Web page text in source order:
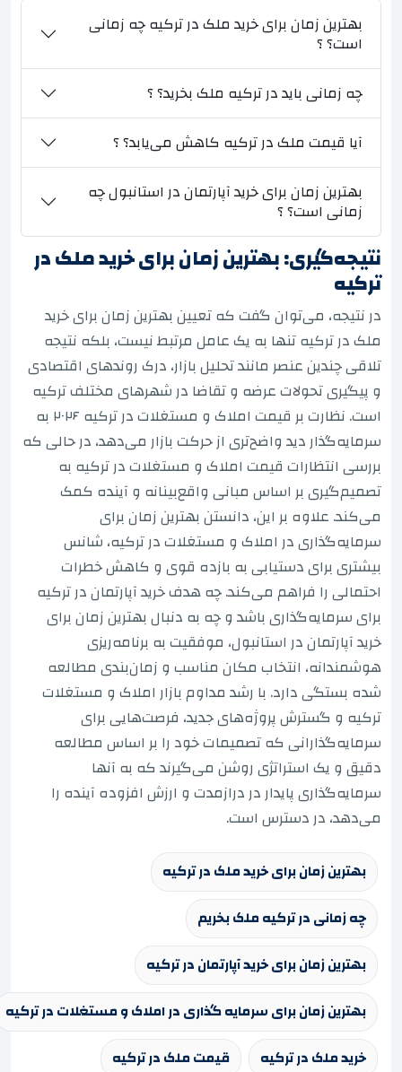
بهترین زمان برای خرید ملک در ترکیه چه زمانی
است؟ ؟
چه زمانی باید در ترکیه ملک بخرید؟ ؟
آیا قیمت ملک در ترکیه کاهش می‌یابد؟ ؟
بهترین زمان برای خرید آپارتمان در استانبول چه
زمانی است؟ ؟
نتیجه‌گیری: بهترین زمان برای خرید ملک در
ترکیه
در نتیجه، می‌توان گفت که تعیین بهترین زمان برای خرید
ملک در ترکیه تنها به یک عامل مرتبط نیست، بلکه نتیجه
تلاقی چندین عنصر مانند تحلیل بازار، درک روندهای اقتصادی
و پیگیری تحولات عرضه و تقاضا در شهرهای مختلف ترکیه
است. نظارت بر قیمت املاک و مستغلات در ترکیه ۲۰۲۶ به
سرمایه‌گذار دید واضح‌تری از حرکت بازار می‌دهد، در حالی که
بررسی انتظارات قیمت املاک و مستغلات در ترکیه به
تصمیم‌گیری بر اساس مبانی واقع‌بینانه و آینده کمک
می‌کند. علاوه بر این، دانستن بهترین زمان برای
سرمایه‌گذاری در املاک و مستغلات در ترکیه، شانس
بیشتری برای دستیابی به بازده قوی و کاهش خطرات
احتمالی را فراهم می‌کند. چه هدف خرید آپارتمان در ترکیه
برای سرمایه‌گذاری باشد و چه به دنبال بهترین زمان برای
خرید آپارتمان در استانبول، موفقیت به برنامه‌ریزی
هوشمندانه، انتخاب مکان مناسب و زمان‌بندی مطالعه
شده بستگی دارد. با رشد مداوم بازار املاک و مستغلات
ترکیه و گسترش پروژه‌های جدید، فرصت‌هایی برای
سرمایه‌گذارانی که تصمیمات خود را بر اساس مطالعه
دقیق و یک استراتژی روشن می‌گیرند که به آنها
سرمایه‌گذاری پایدار در درازمدت و ارزش افزوده آینده را
می‌دهد، در دسترس است.
بهترین زمان برای خرید ملک در ترکیه
چه زمانی در ترکیه ملک بخریم
بهترین زمان برای خرید آپارتمان در ترکیه
بهترین زمان برای سرمایه گذاری در املاک و مستغلات در ترکیه
خرید ملک در ترکیه
قیمت ملک در ترکیه